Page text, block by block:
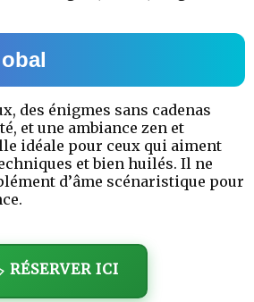
des énigmes sans cadenas
et une ambiance zen et
idéale pour ceux qui aiment
et bien huilés. Il ne
d’âme scénaristique pour
ICI